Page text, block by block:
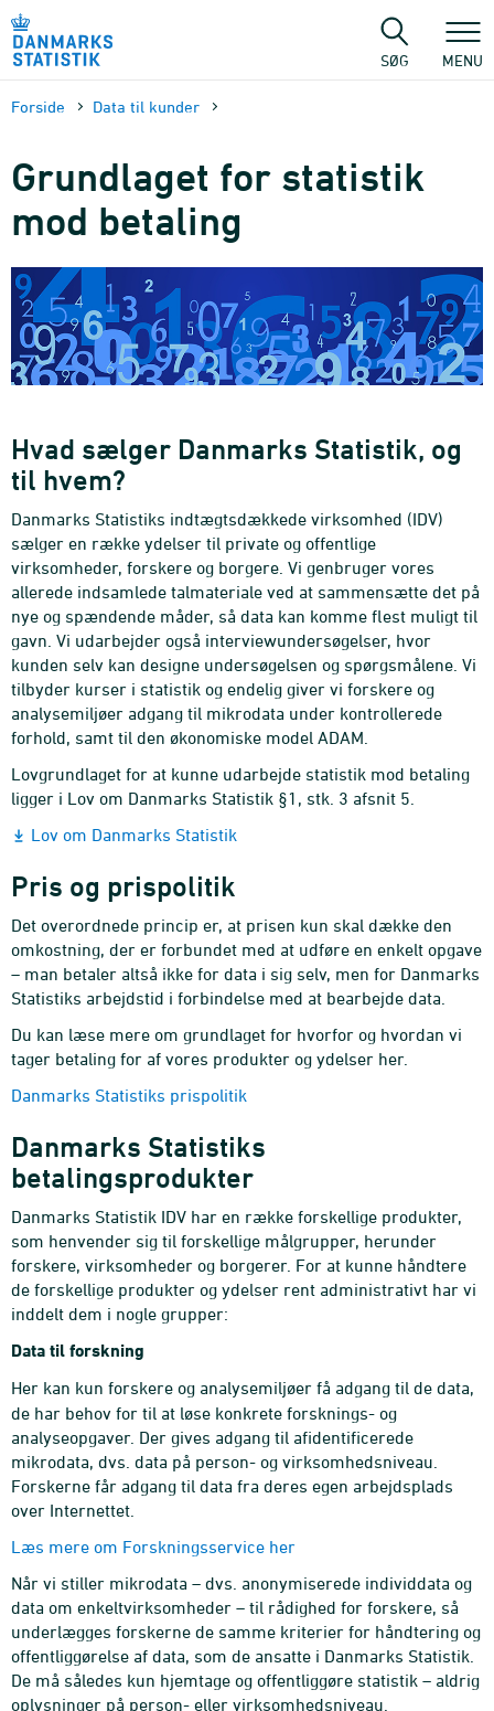
sidens
SØG MENU
Forside Data til kunder
Grundlaget for statistik
mod betaling
Hvad sælger Danmarks Statistik, og
til hvem?
Danmarks Statistiks indtægtsdækkede virksomhed (IDV)
sælger en række ydelser til private og offentlige
virksomheder, forskere og borgere. Vi genbruger vores
allerede indsamlede talmateriale ved at sammensætte det på
nye og spændende måder, så data kan komme flest muligt til
gavn. Vi udarbejder også interviewundersøgelser, hvor
kunden selv kan designe undersøgelsen og spørgsmålene. Vi
tilbyder kurser i statistik og endelig giver vi forskere og
analysemiljøer adgang til mikrodata under kontrollerede
forhold, samt til den økonomiske model ADAM.
Lovgrundlaget for at kunne udarbejde statistik mod betaling
ligger i Lov om Danmarks Statistik §1, stk. 3 afsnit 5.
Lov om Danmarks Statistik
Pris og prispolitik
Det overordnede princip er, at prisen kun skal dække den
omkostning, der er forbundet med at udføre en enkelt opgave
– man betaler altså ikke for data i sig selv, men for Danmarks
Statistiks arbejdstid i forbindelse med at bearbejde data.
Du kan læse mere om grundlaget for hvorfor og hvordan vi
tager betaling for af vores produkter og ydelser her.
Danmarks Statistiks prispolitik
Danmarks Statistiks
betalingsprodukter
Danmarks Statistik IDV har en række forskellige produkter,
som henvender sig til forskellige målgrupper, herunder
forskere, virksomheder og borgerer. For at kunne håndtere
de forskellige produkter og ydelser rent administrativt har vi
inddelt dem i nogle grupper:
Data til forskning
Her kan kun forskere og analysemiljøer få adgang til de data,
de har behov for til at løse konkrete forsknings- og
analyseopgaver. Der gives adgang til afidentificerede
mikrodata, dvs. data på person- og virksomhedsniveau.
Forskerne får adgang til data fra deres egen arbejdsplads
over Internettet.
Læs mere om Forskningsservice her
Når vi stiller mikrodata – dvs. anonymiserede individdata og
data om enkeltvirksomheder – til rådighed for forskere, så
underlægges forskerne de samme kriterier for håndtering og
offentliggørelse af data, som de ansatte i Danmarks Statistik.
De må således kun hjemtage og offentliggøre statistik – aldrig
oplysninger på person- eller virksomhedsniveau.